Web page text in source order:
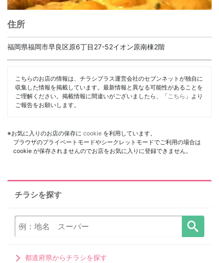
住所
福岡県福岡市早良区原6丁目27-52イオン原南棟2階
こちらのお店の情報は、チラシプラス運営会社のセブンネットが独自に
収集した情報を掲載しています。最新情報と異なる可能性があることを
ご理解ください。掲載情報に間違いがございましたら、「 こちら 」より
ご報告をお願いします。
※お気に入りのお店の保存に cookie を利用しています。
ブラウザのプライベートモードやシークレットモードでご利用の場合は
cookie が保存されませんのでお店をお気に入りに登録できません。
チラシを探す
都道府県からチラシを探す